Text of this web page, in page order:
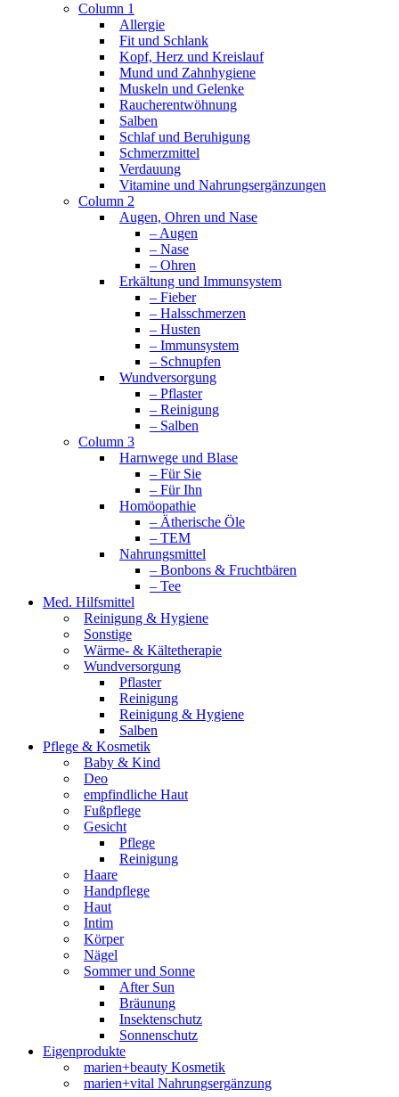
Column 1
Allergie
Fit und Schlank
Kopf, Herz und Kreislauf
Mund und Zahnhygiene
Muskeln und Gelenke
Raucherentwöhnung
Salben
Schlaf und Beruhigung
Schmerzmittel
Verdauung
Vitamine und Nahrungsergänzungen
Column 2
Augen, Ohren und Nase
– Augen
– Nase
– Ohren
Erkältung und Immunsystem
– Fieber
– Halsschmerzen
– Husten
– Immunsystem
– Schnupfen
Wundversorgung
– Pflaster
– Reinigung
– Salben
Column 3
Harnwege und Blase
– Für Sie
– Für Ihn
Homöopathie
– Ätherische Öle
– TEM
Nahrungsmittel
– Bonbons & Fruchtbären
– Tee
Med. Hilfsmittel
Reinigung & Hygiene
Sonstige
Wärme- & Kältetherapie
Wundversorgung
Pflaster
Reinigung
Reinigung & Hygiene
Salben
Pflege & Kosmetik
Baby & Kind
Deo
empfindliche Haut
Fußpflege
Gesicht
Pflege
Reinigung
Haare
Handpflege
Haut
Intim
Körper
Nägel
Sommer und Sonne
After Sun
Bräunung
Insektenschutz
Sonnenschutz
Eigenprodukte
marien+beauty Kosmetik
marien+vital Nahrungsergänzung